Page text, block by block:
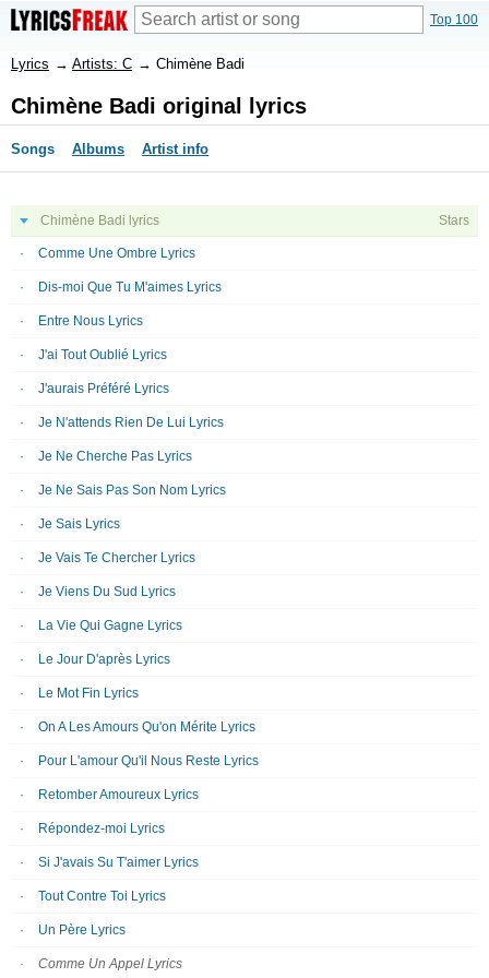
Top 100
Lyrics → Artists: C → Chimène Badi
Chimène Badi original lyrics
Songs Albums Artist info
Chimène Badi lyrics Stars
Comme Une Ombre Lyrics
Dis-moi Que Tu M'aimes Lyrics
Entre Nous Lyrics
J'ai Tout Oublié Lyrics
J'aurais Préféré Lyrics
Je N'attends Rien De Lui Lyrics
Je Ne Cherche Pas Lyrics
Je Ne Sais Pas Son Nom Lyrics
Je Sais Lyrics
Je Vais Te Chercher Lyrics
Je Viens Du Sud Lyrics
La Vie Qui Gagne Lyrics
Le Jour D'après Lyrics
Le Mot Fin Lyrics
On A Les Amours Qu'on Mérite Lyrics
Pour L'amour Qu'il Nous Reste Lyrics
Retomber Amoureux Lyrics
Répondez-moi Lyrics
Si J'avais Su T'aimer Lyrics
Tout Contre Toi Lyrics
Un Père Lyrics
Comme Un Appel Lyrics